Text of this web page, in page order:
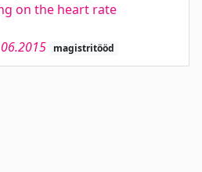
on the heart rate
magistritööd